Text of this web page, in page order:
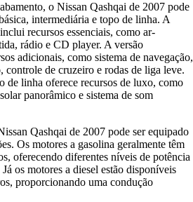
o Nissan Qashqai de 2007 pode
intermediária e topo de linha. A
recursos essenciais, como ar-
rádio e CD player. A versão
adicionais, como sistema de navegação,
controle de cruzeiro e rodas de liga leve.
de linha oferece recursos de luxo, como
panorâmico e sistema de som
Qashqai de 2007 pode ser equipado
Os motores a gasolina geralmente têm
oferecendo diferentes níveis de potência
os motores a diesel estão disponíveis
proporcionando uma condução